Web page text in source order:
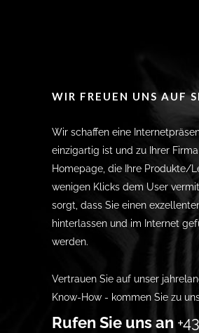
WIR FREUEN UNS AUF
Wir schaffen eine
einzigartig ist und zu Ihrer
Homepage, die Ihre Produkte/
wenigen Klicks dem User
sorgt, dass Sie einen
hinterlassen und im Internet
werden.
Vertrauen Sie auf unser
Know-How - kommen Sie zu
Rufen Sie uns an